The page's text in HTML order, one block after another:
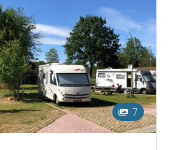
7